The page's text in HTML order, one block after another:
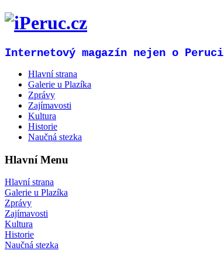
Internetový magazín nejen o Peruci
Hlavní strana
Galerie u Plazíka
Zprávy
Zajímavosti
Kultura
Historie
Naučná stezka
Hlavní Menu
Hlavní strana
Galerie u Plazíka
Zprávy
Zajímavosti
Kultura
Historie
Naučná stezka